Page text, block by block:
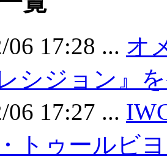
06 17:28 ... オ
シジョン』
06 17:27 ...
トゥールビ